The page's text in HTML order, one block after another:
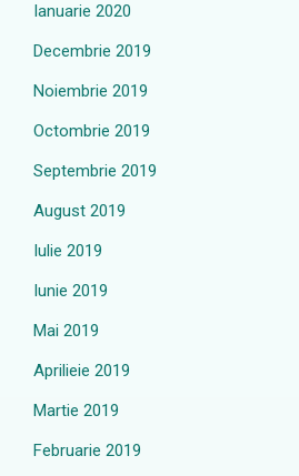
Ianuarie 2020
Decembrie 2019
Noiembrie 2019
Octombrie 2019
Septembrie 2019
August 2019
Iulie 2019
Iunie 2019
Mai 2019
Aprilieie 2019
Martie 2019
Februarie 2019